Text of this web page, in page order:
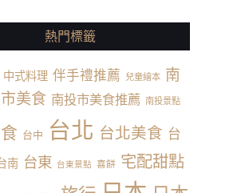
熱門標籤
中式料理 伴手禮推薦 兒童繪本 南
美食 南投市美食推薦 南投景點
台中 台北 台北美食 台
南 台東 台東景點 喜餅 宅配甜點